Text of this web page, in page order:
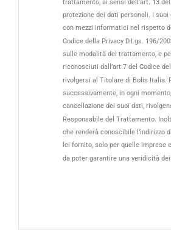
trattamento, ai sensi dell'art. 13
protezione dei dati personali. I
con mezzi informatici nel rispetto
Codice della Privacy D.Lgs. 196/
sulle modalità del trattamento, e
riconosciuti dall’art 7 del Codice
rivolgersi al Titolare di Bolis Italia.
successivamente, in ogni
cancellazione dei suoi dati,
Responsabile del Trattamento.
che renderà conoscibile l’indirizzo
lei fornito, solo per quelle imprese
da poter garantire una veridicità